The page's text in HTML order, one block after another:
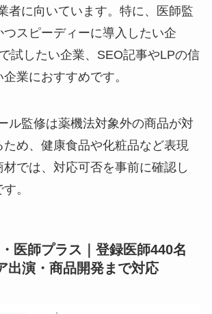
者に向いています。特に、医師監
スピーディーに導入したい企
試したい企業、SEO記事やLPの信
業におすすめです。
ル監修は薬機法対象外の商品が対
め、健康食品や化粧品など表現
では、対応可否を事前に確認し
。
医師プラス｜登録医師440名
出演・商品開発まで対応